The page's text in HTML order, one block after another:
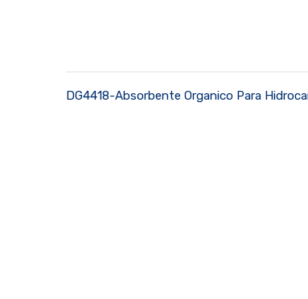
DG4418-Absorbente Organico Para